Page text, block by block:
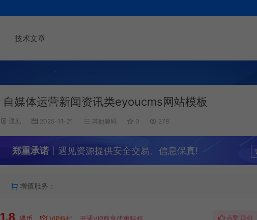
技术文章
自媒体运营新闻资讯类eyoucms网站模板
遇见 2025-11-21 其他源码 0 278
郑重承诺 丨遇见资源提供安全交易、信息保真!
增值服务：
1.8 点赞 (34)